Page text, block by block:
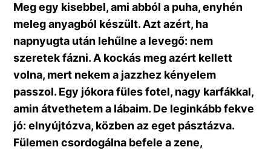
Meg egy kisebbel, ami abból a puha, enyhén
meleg anyagból készült. Azt azért, ha
napnyugta után lehűlne a levegő: nem
szeretek fázni. A kockás meg azért kellett
volna, mert nekem a jazzhez kényelem
passzol. Egy jókora füles fotel, nagy karfákkal,
amin átvethetem a lábaim. De leginkább fekve
jó: elnyújtózva, közben az eget pásztázva.
Fülemen csordogálna befele a zene,